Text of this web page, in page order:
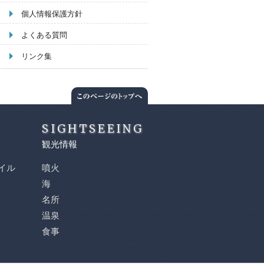
個人情報保護方針
よくある質問
リンク集
ル
SIGHTSEEING
観光情報
噴火
海
名所
温泉
食事